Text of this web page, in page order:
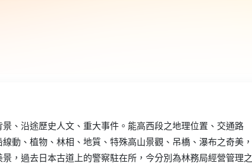
、沿途歷史人文、重大事件。能高西段之地理位置、交通路
動、植物、林相、地質、特殊高山景觀、吊橋、瀑布之奇美，
，過去日本古道上的警察駐在所，今分別為林務局經營管理之